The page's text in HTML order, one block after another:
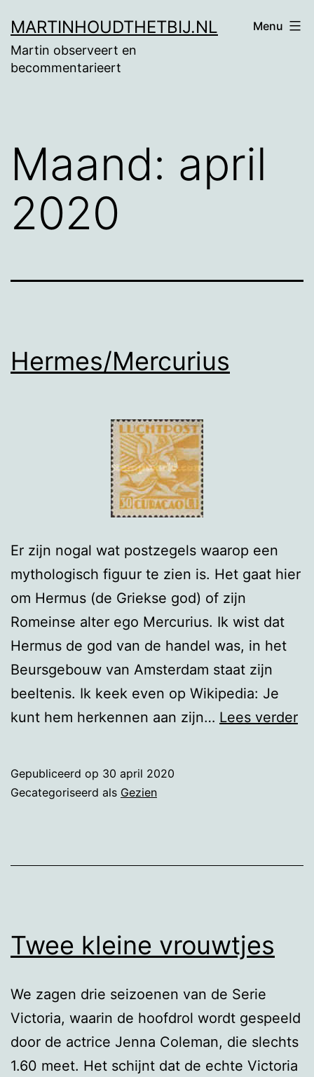
naar
de
MARTINHOUDTHETBIJ.NL
Martin observeert en
becommentarieert
Menu
Maand: april
2020
Hermes/Mercurius
Er zijn nogal wat postzegels waarop een
mythologisch figuur te zien is. Het gaat hier
om Hermus (de Griekse god) of zijn
Romeinse alter ego Mercurius. Ik wist dat
Hermus de god van de handel was, in het
Beursgebouw van Amsterdam staat zijn
beeltenis. Ik keek even op Wikipedia: Je
kunt hem herkennen aan zijn… Lees verder
Gepubliceerd op 30 april 2020
Gecategoriseerd als Gezien
Twee kleine vrouwtjes
We zagen drie seizoenen van de Serie
Victoria, waarin de hoofdrol wordt gespeeld
door de actrice Jenna Coleman, die slechts
1.60 meet. Het schijnt dat de echte Victoria